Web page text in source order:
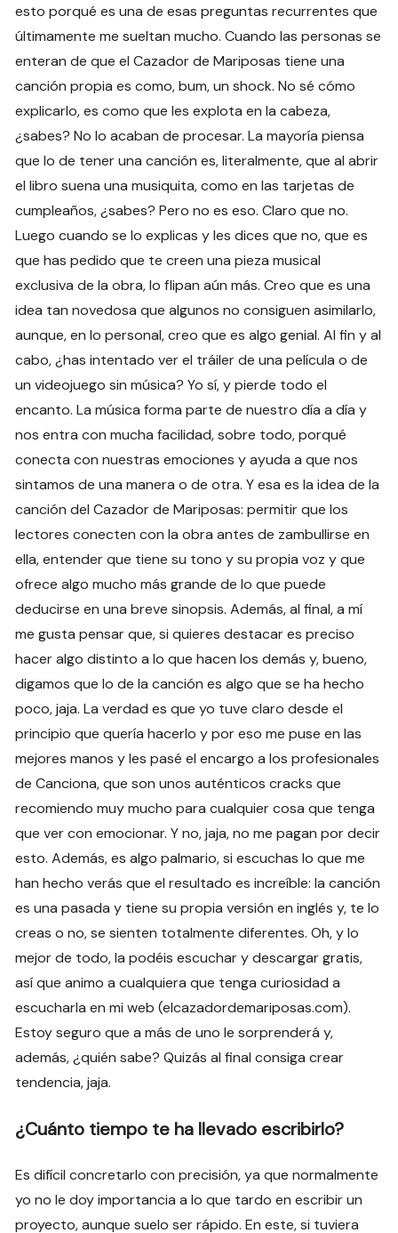
esto porqué es una de esas preguntas recurrentes que
últimamente me sueltan mucho. Cuando las personas se
enteran de que el Cazador de Mariposas tiene una
canción propia es como, bum, un shock. No sé cómo
explicarlo, es como que les explota en la cabeza,
¿sabes? No lo acaban de procesar. La mayoría piensa
que lo de tener una canción es, literalmente, que al abrir
el libro suena una musiquita, como en las tarjetas de
cumpleaños, ¿sabes? Pero no es eso. Claro que no.
Luego cuando se lo explicas y les dices que no, que es
que has pedido que te creen una pieza musical
exclusiva de la obra, lo flipan aún más. Creo que es una
idea tan novedosa que algunos no consiguen asimilarlo,
aunque, en lo personal, creo que es algo genial. Al fin y al
cabo, ¿has intentado ver el tráiler de una película o de
un videojuego sin música? Yo sí, y pierde todo el
encanto. La música forma parte de nuestro día a día y
nos entra con mucha facilidad, sobre todo, porqué
conecta con nuestras emociones y ayuda a que nos
sintamos de una manera o de otra. Y esa es la idea de la
canción del Cazador de Mariposas: permitir que los
lectores conecten con la obra antes de zambullirse en
ella, entender que tiene su tono y su propia voz y que
ofrece algo mucho más grande de lo que puede
deducirse en una breve sinopsis. Además, al final, a mí
me gusta pensar que, si quieres destacar es preciso
hacer algo distinto a lo que hacen los demás y, bueno,
digamos que lo de la canción es algo que se ha hecho
poco, jaja. La verdad es que yo tuve claro desde el
principio que quería hacerlo y por eso me puse en las
mejores manos y les pasé el encargo a los profesionales
de Canciona, que son unos auténticos cracks que
recomiendo muy mucho para cualquier cosa que tenga
que ver con emocionar. Y no, jaja, no me pagan por decir
esto. Además, es algo palmario, si escuchas lo que me
han hecho verás que el resultado es increíble: la canción
es una pasada y tiene su propia versión en inglés y, te lo
creas o no, se sienten totalmente diferentes. Oh, y lo
mejor de todo, la podéis escuchar y descargar gratis,
así que animo a cualquiera que tenga curiosidad a
escucharla en mi web (elcazadordemariposas.com).
Estoy seguro que a más de uno le sorprenderá y,
además, ¿quién sabe? Quizás al final consiga crear
tendencia, jaja.
¿Cuánto tiempo te ha llevado escribirlo?
Es difícil concretarlo con precisión, ya que normalmente
yo no le doy importancia a lo que tardo en escribir un
proyecto, aunque suelo ser rápido. En este, si tuviera